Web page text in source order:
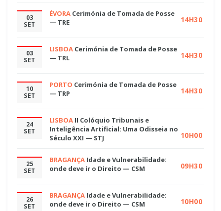
03
SET
ÉVORA Cerimónia de Tomada de Posse
— TRE
14H30
03
SET
LISBOA Cerimónia de Tomada de Posse
— TRL
14H30
10
SET
PORTO Cerimónia de Tomada de Posse
— TRP
14H30
24
SET
LISBOA II Colóquio Tribunais e
Inteligência Artificial: Uma Odisseia no
Século XXI — STJ
10H00
25
SET
BRAGANÇA Idade e Vulnerabilidade:
onde deve ir o Direito — CSM
09H30
26
SET
BRAGANÇA Idade e Vulnerabilidade:
onde deve ir o Direito — CSM
10H00